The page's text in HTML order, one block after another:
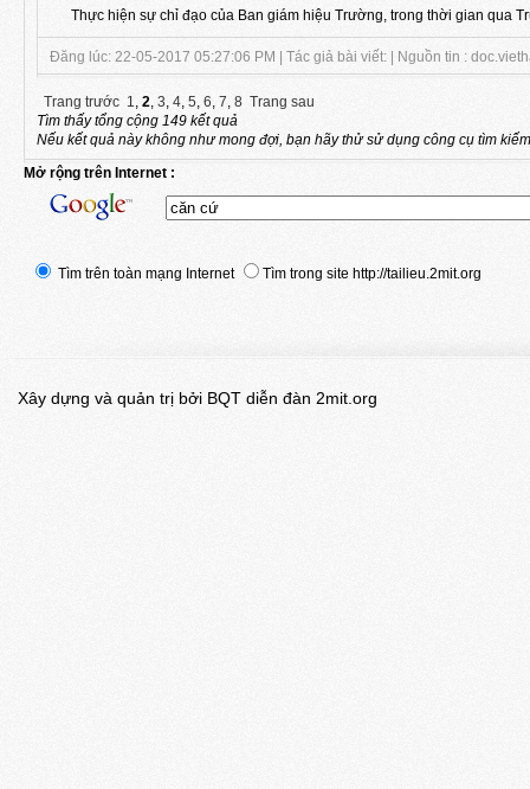
Thực hiện sự chỉ đạo của Ban giám hiệu Trường, trong thời gian qua
Đăng lúc: 22-05-2017 05:27:06 PM | Tác giả bài viết: | Nguồn tin :
Trang trước 1, 2, 3, 4, 5, 6, 7, 8 Trang sau
Tìm thấy tổng cộng 149 kết quả
Nếu kết quả này không như mong đợi, bạn hãy thử sử dụng công cụ tìm
Mở rộng trên Internet :
Tìm trên toàn mạng Internet Tìm trong site http://tailieu.2mit.org
Xây dựng và quản trị bởi BQT diễn đàn 2mit.org